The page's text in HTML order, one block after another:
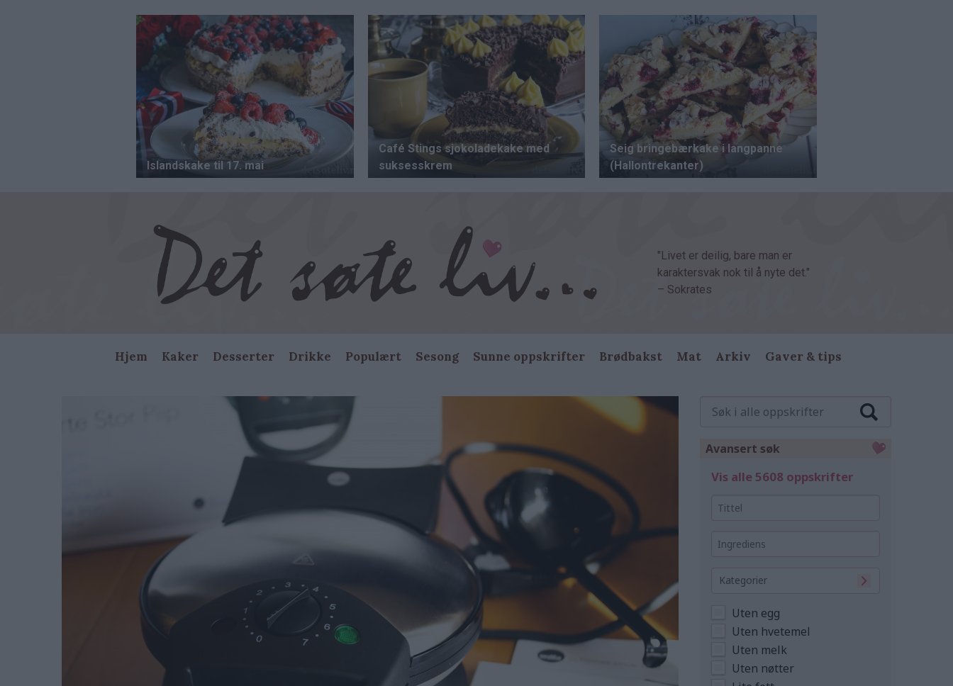
"Livet er deilig, bare man er
karaktersvak nok til å nyte det."
– Sokrates
Main
navigation
Hjem Kaker Desserter Drikke Populært Sesong Sunne oppskrifter Brødbakst Mat Arkiv Gaver & tips
Avansert søk
Vis alle 5608 oppskrifter
Kategorier
Uten egg
Uten hvetemel
Uten melk
Uten nøtter